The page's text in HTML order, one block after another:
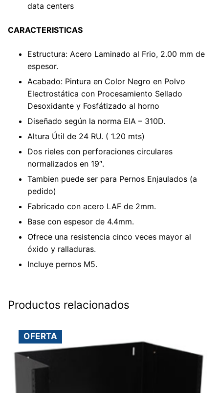
data centers
CARACTERISTICAS
Estructura: Acero Laminado al Frio, 2.00 mm de
espesor.
Acabado: Pintura en Color Negro en Polvo
Electrostática con Procesamiento Sellado
Desoxidante y Fosfátizado al horno
Diseñado según la norma EIA – 310D.
Altura Útil de 24 RU. ( 1.20 mts)
Dos rieles con perforaciones circulares
normalizados en 19″.
Tambien puede ser para Pernos Enjaulados (a
pedido)
Fabricado con acero LAF de 2mm.
Base con espesor de 4.4mm.
Ofrece una resistencia cinco veces mayor al
óxido y ralladuras.
Incluye pernos M5.
Productos relacionados
OFERTA